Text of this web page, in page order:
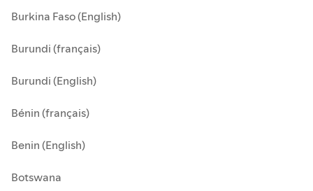
Burkina Faso (English)
Burundi (français)
Burundi (English)
Bénin (français)
Benin (English)
Botswana